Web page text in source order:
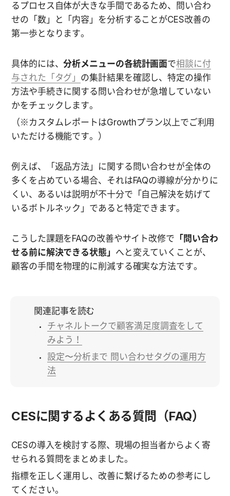
るプロセス自体が大きな手間であるため、問い合わ
せの「数」と「内容」を分析することがCES改善の
第一歩となります。
具体的には、分析メニューの各統計画面で相談に付
与された「タグ」 の集計結果を確認し、特定の操作
方法や手続きに関する問い合わせが急増していない
かをチェックします。
（※カスタムレポートはGrowthプラン以上でご利用
いただける機能です。）
例えば、「返品方法」に関する問い合わせが全体の
多くを占めている場合、それはFAQの導線が分かりに
くい、あるいは説明が不十分で「自己解決を妨げて
いるボトルネック」であると特定できます。
こうした課題をFAQの改善やサイト改修で 「問い合わ
せる前に解決できる状態」 へと変えていくことが、
顧客の手間を物理的に削減する確実な方法です。
関連記事を読む
チャネルトークで顧客満足度調査をして
みよう！
設定〜分析まで 問い合わせタグの運用方
法
CESに関するよくある質問（FAQ）
CESの導入を検討する際、現場の担当者からよく寄
せられる質問をまとめました。
指標を正しく運用し、改善に繋げるための参考にし
てください。